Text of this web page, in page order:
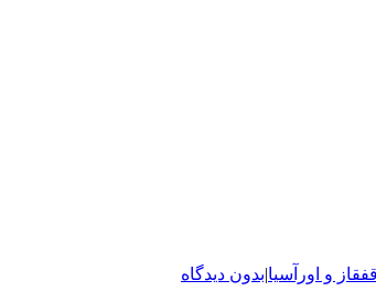
و اورآسیا|بدون دیدگاه